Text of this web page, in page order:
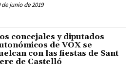
de junio de 2019
concejales y diputados
de VOX se
con las fiestas de Sant
de Castelló